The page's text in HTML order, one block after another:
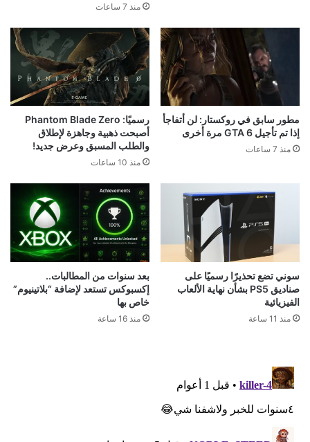
منذ 7 ساعات
مطور سابق في روكستار: لن أتفاجأ
إذا تم تأجيل GTA 6 مرة أخرى
منذ 7 ساعات
رسميًا: Phantom Blade Zero
أصبحت ذهبية وجاهزة لإطلاق
والطلب المسبق وعرض جديد!
منذ 10 ساعات
سوني تضع تحذيرًا رسميًا على
صناديق PS5 بشأن نهاية الألعاب
الفيزيائية
منذ 11 ساعة
بعد سنوات من المطالبات..
إكسبوكس تستعد لإضافة “بلاتينيوم”
خاص بها
منذ 16 ساعة